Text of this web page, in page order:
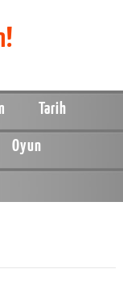
Tarih
Oyun